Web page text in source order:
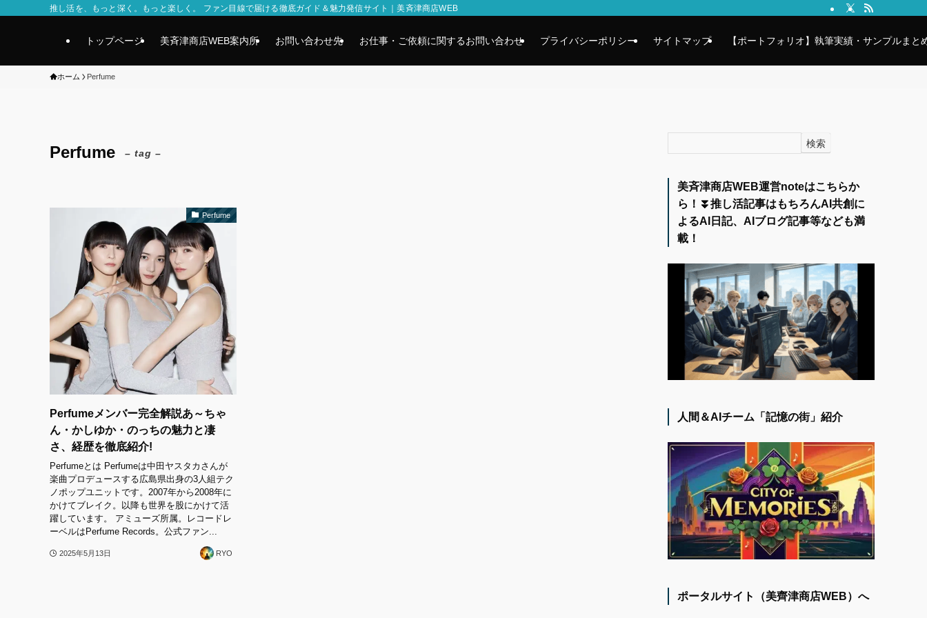
推し活を、もっと深く。もっと楽しく。 ファン目線で届ける徹底ガイド＆魅力発信サイト｜美斉津商店WEB
トップページ 美斉津商店WEB案内所 お問い合わせ先 お仕事・ご依頼に関するお問い合わせ プライバシーポリシー サイトマップ 【ポートフォリオ】執筆実績・サンプルま
ホーム Perfume
Perfume – tag –
Perfume
Perfumeメンバー完全解説あ～ちゃ
ん・かしゆか・のっちの魅力と凄
さ、経歴を徹底紹介!
Perfumeとは Perfumeは中田ヤスタカさんが
楽曲プロデュースする広島県出身の3人組テク
ノポップユニットです。2007年から2008年に
かけてブレイク。以降も世界を股にかけて活
躍しています。 アミューズ所属。レコードレ
ーベルはPerfume Records。公式ファン...
2025年5月13日 RYO
検索
美斉津商店WEB運営noteはこちらか
ら！⏬️推し活記事はもちろんAI共創に
よるAI日記、AIブログ記事等なども満
載！
人間＆AIチーム「記憶の街」紹介
ポータルサイト（美齊津商店WEB）へ